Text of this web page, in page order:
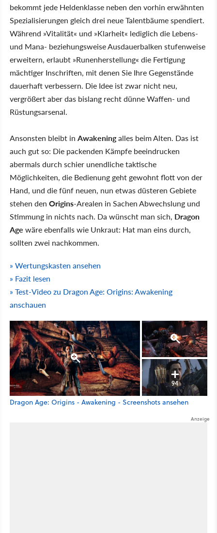
bekommt jede Heldenklasse neben den vorhin erwähnten
Spezialisierungen gleich drei neue Talentbäume spendiert.
Während »Vitalität« und »Klarheit« lediglich die Lebens-
und Mana- beziehungsweise Ausdauerbalken stufenweise
erweitern, erlaubt »Runenherstellung« die Fertigung
mächtiger Inschriften, mit denen Sie Ihre Gegenstände
dauerhaft verbessern. Die Idee ist zwar nicht neu,
vergrößert aber das bislang recht dünne Waffen- und
Rüstungsarsenal.
Ansonsten bleibt in Awakeningalles beim Alten. Das ist
auch gut so: Die packenden Kämpfe beeindrucken
abermals durch schier unendliche taktische
Möglichkeiten, die Bedienung geht gewohnt flott von der
Hand, und die fünf neuen, nun etwas düsteren Gebiete
stehen den Origins-Arealen in Sachen Abwechslung und
Stimmung in nichts nach. Da wünscht man sich, Dragon
Age wäre ebenfalls wie Unkraut: Hat man eins durch,
sollten zwei nachkommen.
» Wertungskasten ansehen
» Fazit lesen
» Test-Video zu Dragon Age: Origins: Awakening
anschauen
94
Dragon Age: Origins - Awakening - Screenshots ansehen